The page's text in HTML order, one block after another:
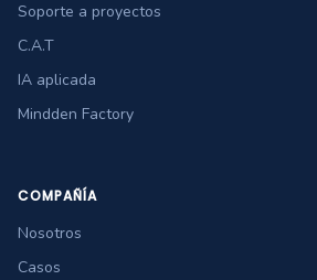
Soporte a proyectos
C.A.T
IA aplicada
Mindden Factory
COMPAÑÍA
Nosotros
Casos